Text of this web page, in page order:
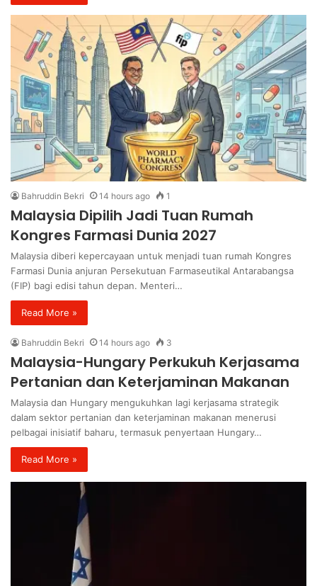
Bahruddin Bekri 14 hours ago 1
Malaysia Dipilih Jadi Tuan Rumah
Kongres Farmasi Dunia 2027
Malaysia diberi kepercayaan untuk menjadi tuan rumah Kongres
Farmasi Dunia anjuran Persekutuan Farmaseutikal Antarabangsa
(FIP) bagi edisi tahun depan. Menteri…
Read More »
Bahruddin Bekri 14 hours ago 3
Malaysia-Hungary Perkukuh Kerjasama
Pertanian dan Keterjaminan Makanan
Malaysia dan Hungary mengukuhkan lagi kerjasama strategik
dalam sektor pertanian dan keterjaminan makanan menerusi
pelbagai inisiatif baharu, termasuk penyertaan Hungary…
Read More »